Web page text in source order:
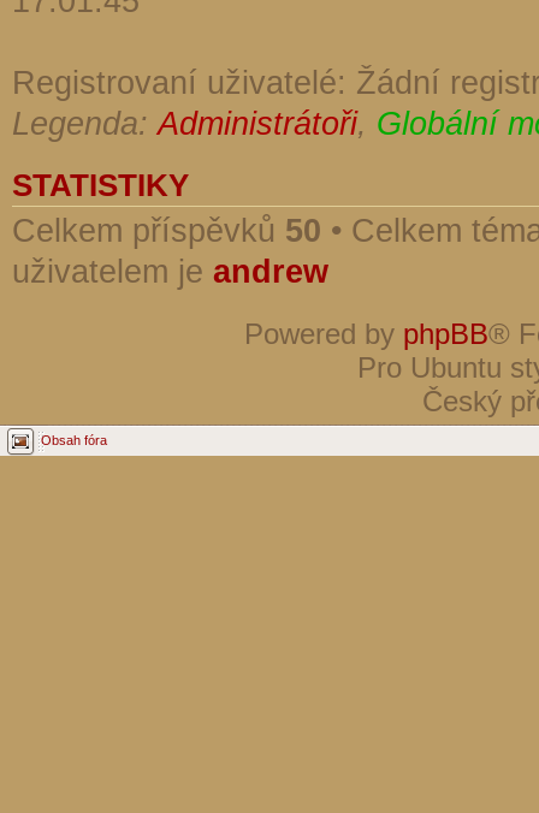
Registrovaní uživatelé: Žádní
Legenda:Administrátoři, Globální
STATISTIKY
Celkem příspěvků 50 • Celkem
uživatelem je andrew
Powered by phpBB®
Pro Ubuntu
Český
Obsah fóra